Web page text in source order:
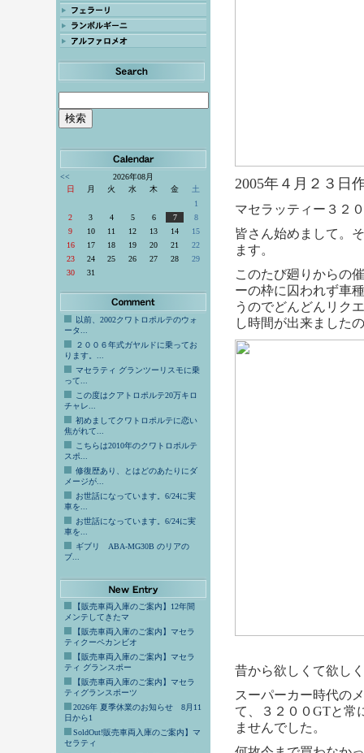
<<
2026年08月
日
月 火 水 木 金
土
1
2
3 4 5 6 7
8
9
10 11 12 13 14
15
16
17 18 19 20 21
22
23
24 25 26 27 28
29
30
31
以前、2002クワトロポルテのウォ
ータ...
２００６年式ガヤルドに乗ってお
ります。...
マセラティ グランツーリスモに乗
って...
この度はクアトロポルテ20万キロ
チャレ...
初めましてクワトロポルテに恋い
焦がれて...
こちらは2010年のクワトロポルテ
スポ...
修復歴あり、とはどのあたりにダ
メージが...
お世話になっています。6/24に実
車を...
お世話になっています。6/24に実
車を...
ギブリ ABA-MG30B のリアの
ブ...
【販売車両入庫のご案内】12年間
メンテしてきたマ
【販売車両入庫のご案内】マセラ
ティクーペカンビオ
【販売車両入庫のご案内】マセラ
ティ グランスポー
【販売車両入庫のご案内】マセラ
ティグランスポーツ
2026年 夏季休業のお知らせ 8月11
日から1
SoldOut!販売車両入庫のご案内】マ
セラティ
2005年４月２３日
マセラッティー３２
皆さん始めまして。
ます。
このたび廻りからの
ーの枠に囚われず車
うのでどんどんリク
し時間が出来ました
昔から欲しくて欲し
スーパーカー時代の
て、３２００GTと常
ませんでした。